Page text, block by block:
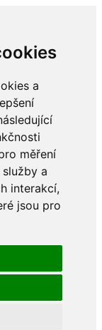
a
měření
a
interakcí,
jsou pro